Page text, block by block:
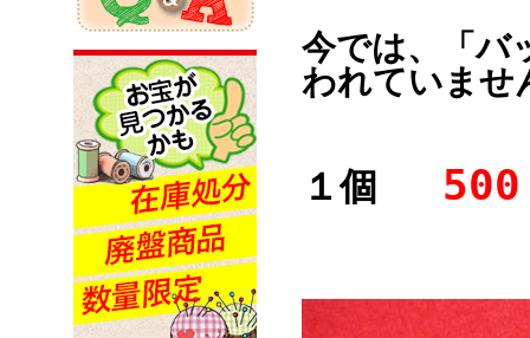
今では、「バ
われていませ
１個 500